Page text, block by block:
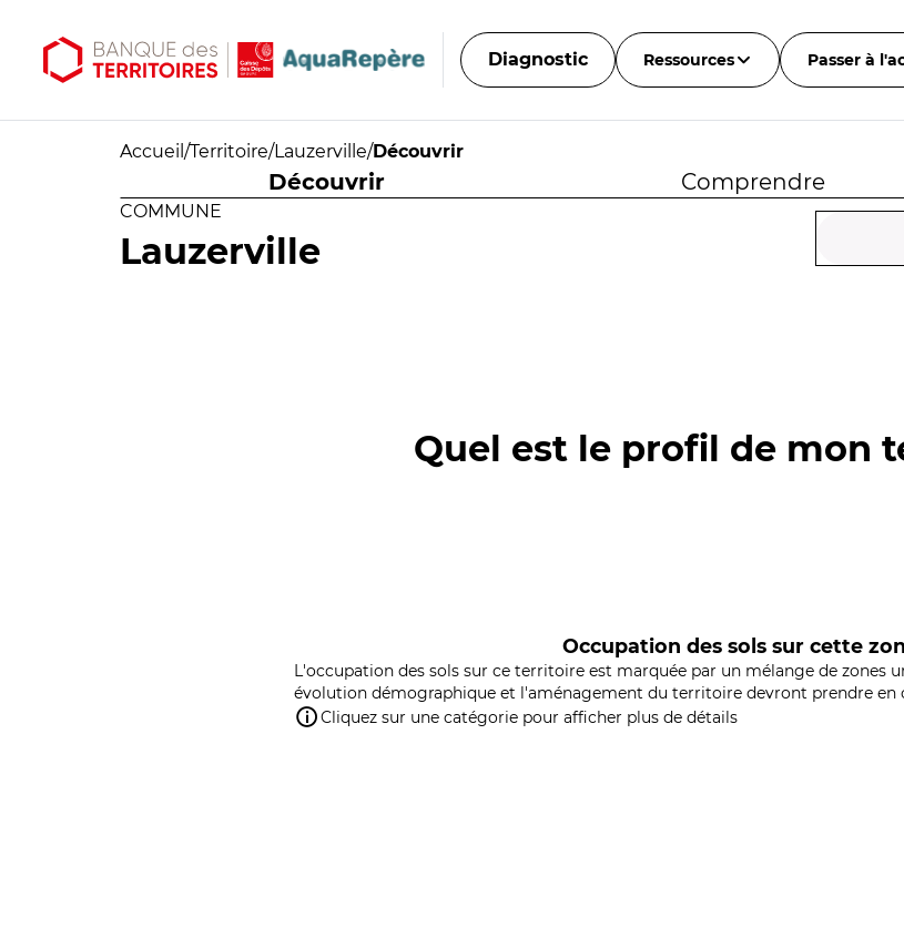
Diagnostic Ressources Passer à
Accueil /Territoire/Lauzerville/Découvrir
Découvrir Comprendre
COMMUNE
Lauzerville
Quel est le profil de mon
Occupation des sols sur cette
L'occupation des sols sur ce territoire est marquée par un mélange de zones
évolution démographique et l'aménagement du territoire devront prendre en
Cliquez sur une catégorie pour afficher plus de détails